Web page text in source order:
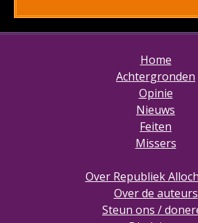
Home
Achtergronden
Opinie
Nieuws
Feiten
Missers
Over Republiek
Over de auteurs
Steun ons /